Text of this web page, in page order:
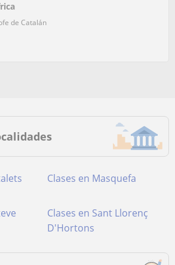
de Catalán
Clases en Masquefa
Clases en Sant Llorenç
D'Hortons